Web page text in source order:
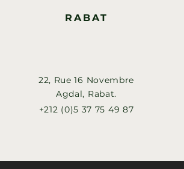
RABAT
22, Rue 16 Novembre
Agdal, Rabat.
+212 (0)5 37 75 49 87